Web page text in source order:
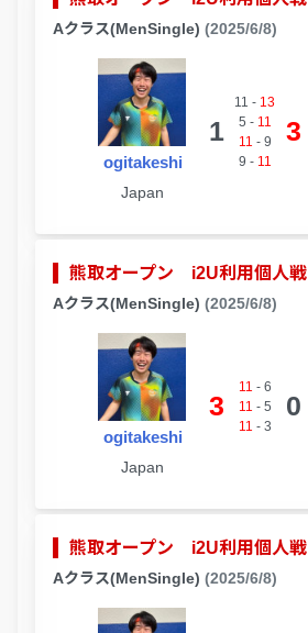
Aクラス(MenSingle) (2025/6/8)
ogitakeshi
Japan
1
11 - 13
5 - 11
11 - 9
9 - 11
3
熊取オープン i2U利用個人戦
Aクラス(MenSingle) (2025/6/8)
ogitakeshi
Japan
3
11 - 6
11 - 5
11 - 3
0
熊取オープン i2U利用個人戦
Aクラス(MenSingle) (2025/6/8)